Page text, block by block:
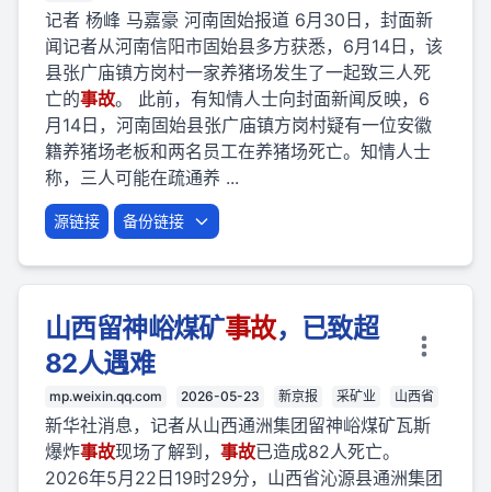
记者 杨峰 马嘉豪 河南固始报道 6月30日，封面新
闻记者从河南信阳市固始县多方获悉，6月14日，该
县张广庙镇方岗村一家养猪场发生了一起致三人死
亡的事故。 此前，有知情人士向封面新闻反映，6
月14日，河南固始县张广庙镇方岗村疑有一位安徽
籍养猪场老板和两名员工在养猪场死亡。知情人士
称，三人可能在疏通养 ...
源链接 备份链接
山西留神峪煤矿事故，已致超
82人遇难
mp.weixin.qq.com 2026-05-23 新京报 采矿业 山西省
新华社消息，记者从山西通洲集团留神峪煤矿瓦斯
爆炸事故现场了解到， 事故已造成82人死亡。
2026年5月22日19时29分，山西省沁源县通洲集团